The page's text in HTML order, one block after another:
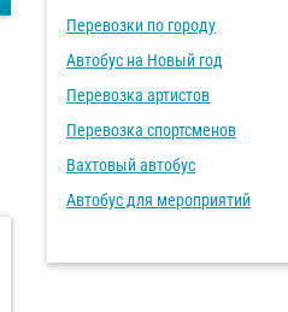
Перевозки по городу
Автобус на Новый год
Перевозка артистов
Перевозка спортсменов
Вахтовый автобус
Автобус для мероприятий